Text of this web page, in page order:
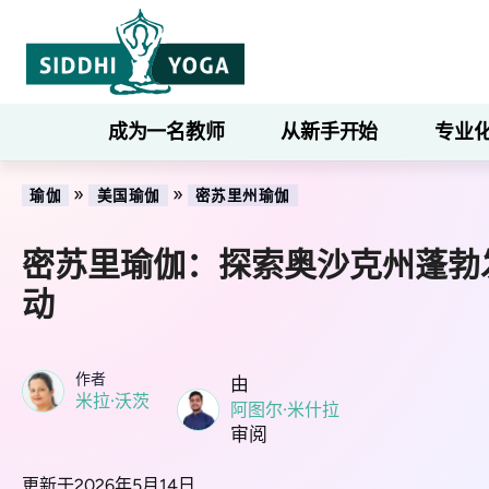
成为一名教师 从新手开始 专业
瑜伽 » 美国瑜伽 » 密苏里州瑜伽
密苏里瑜伽：探索奥沙克州蓬
动
作者
米拉·沃茨
由
阿图尔·米什拉
审阅